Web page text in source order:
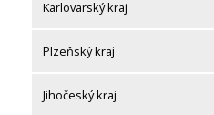
Karlovarský kraj
Plzeňský kraj
Jihočeský kraj